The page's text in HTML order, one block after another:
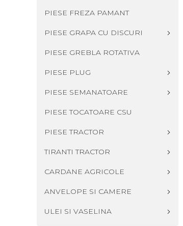
PIESE FREZA PAMANT
PIESE GRAPA CU DISCURI
PIESE GREBLA ROTATIVA
PIESE PLUG
PIESE SEMANATOARE
PIESE TOCATOARE CSU
PIESE TRACTOR
TIRANTI TRACTOR
CARDANE AGRICOLE
ANVELOPE SI CAMERE
ULEI SI VASELINA